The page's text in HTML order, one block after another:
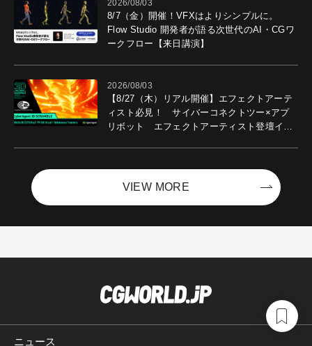
2026/08/03
8/7（金）開催！VFXはよりシンプルに。
Flow Studio 開発者が語る次世代のAI・CGワ
ークフロー【来日講演】
2026/08/03
【8/27（木）リアル開催】エフェクトアーテ
ィスト必見！ サイバーコネクトツー×アプ
リボット エフェクトアーティスト登壇イベ
VIEW MORE
ニュース